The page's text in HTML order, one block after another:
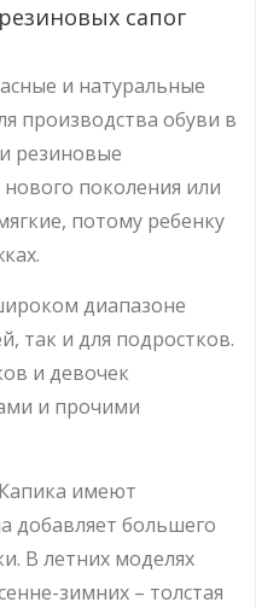
сапог
и натуральные
производства обуви в
резиновые
поколения или
потому ребенку
диапазоне
так и для подростков.
и девочек
и прочими
имеют
добавляет большего
В летних моделях
зимних – толстая